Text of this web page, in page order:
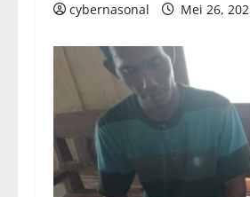
cybernasonal Mei 26,